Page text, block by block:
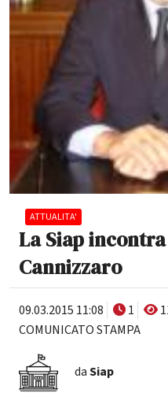
ATTUALITA'
La Siap
Cannizzaro
09.03.2015 11:08 1
COMUNICATO STAMPA
daSiap